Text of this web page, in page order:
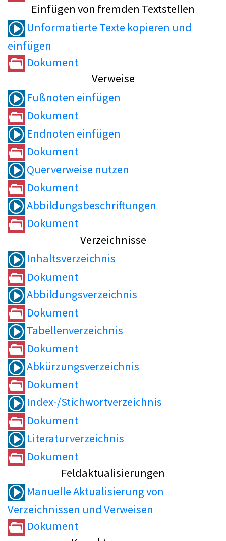
Einfügen von fremden Textstellen
Unformatierte Texte kopieren und
einfügen
Dokument
Verweise
Fußnoten einfügen
Dokument
Endnoten einfügen
Dokument
Querverweise nutzen
Dokument
Abbildungsbeschriftungen
Dokument
Verzeichnisse
Inhaltsverzeichnis
Dokument
Abbildungsverzeichnis
Dokument
Tabellenverzeichnis
Dokument
Abkürzungsverzeichnis
Dokument
Index-/Stichwortverzeichnis
Dokument
Literaturverzeichnis
Dokument
Feldaktualisierungen
Manuelle Aktualisierung von
Verzeichnissen und Verweisen
Dokument